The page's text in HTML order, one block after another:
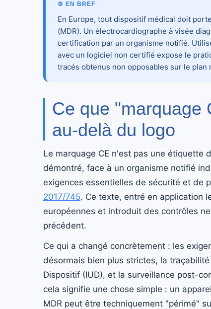
⚙ EN BREF
En Europe, tout dispositif médical doit
(MDR). Un électrocardiographe à visée
certification par un organisme notifié.
avec un logiciel non certifié expose le
tracés obtenus non opposables sur le plan
Ce que "marquage
au-delà du logo
Le marquage CE n'est pas une
démontré, face à un organisme notifié
exigences essentielles de sécurité et de
2017/745. Ce texte, entré en application
européennes et introduit des contrôles
précédent.
Ce qui a changé concrètement : les
désormais bien plus strictes, la
Dispositif (IUD), et la surveillance post-
cela signifie une chose simple : un
MDR peut être techniquement "périmé"